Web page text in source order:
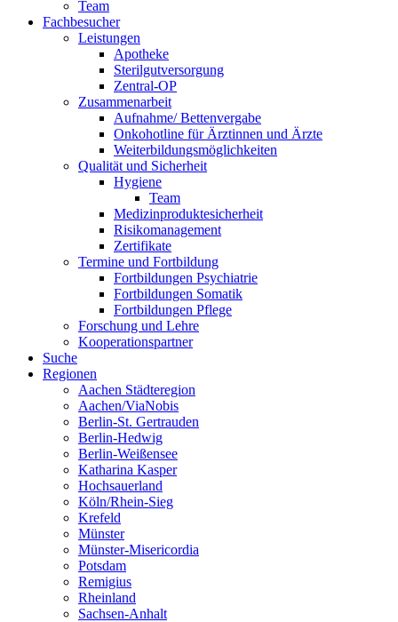
Team
Fachbesucher
Leistungen
Apotheke
Sterilgutversorgung
Zentral-OP
Zusammenarbeit
Aufnahme/ Bettenvergabe
Onkohotline für Ärztinnen und Ärzte
Weiterbildungsmöglichkeiten
Qualität und Sicherheit
Hygiene
Team
Medizinproduktesicherheit
Risikomanagement
Zertifikate
Termine und Fortbildung
Fortbildungen Psychiatrie
Fortbildungen Somatik
Fortbildungen Pflege
Forschung und Lehre
Kooperationspartner
Suche
Regionen
Aachen Städteregion
Aachen/ViaNobis
Berlin-St. Gertrauden
Berlin-Hedwig
Berlin-Weißensee
Katharina Kasper
Hochsauerland
Köln/Rhein-Sieg
Krefeld
Münster
Münster-Misericordia
Potsdam
Remigius
Rheinland
Sachsen-Anhalt